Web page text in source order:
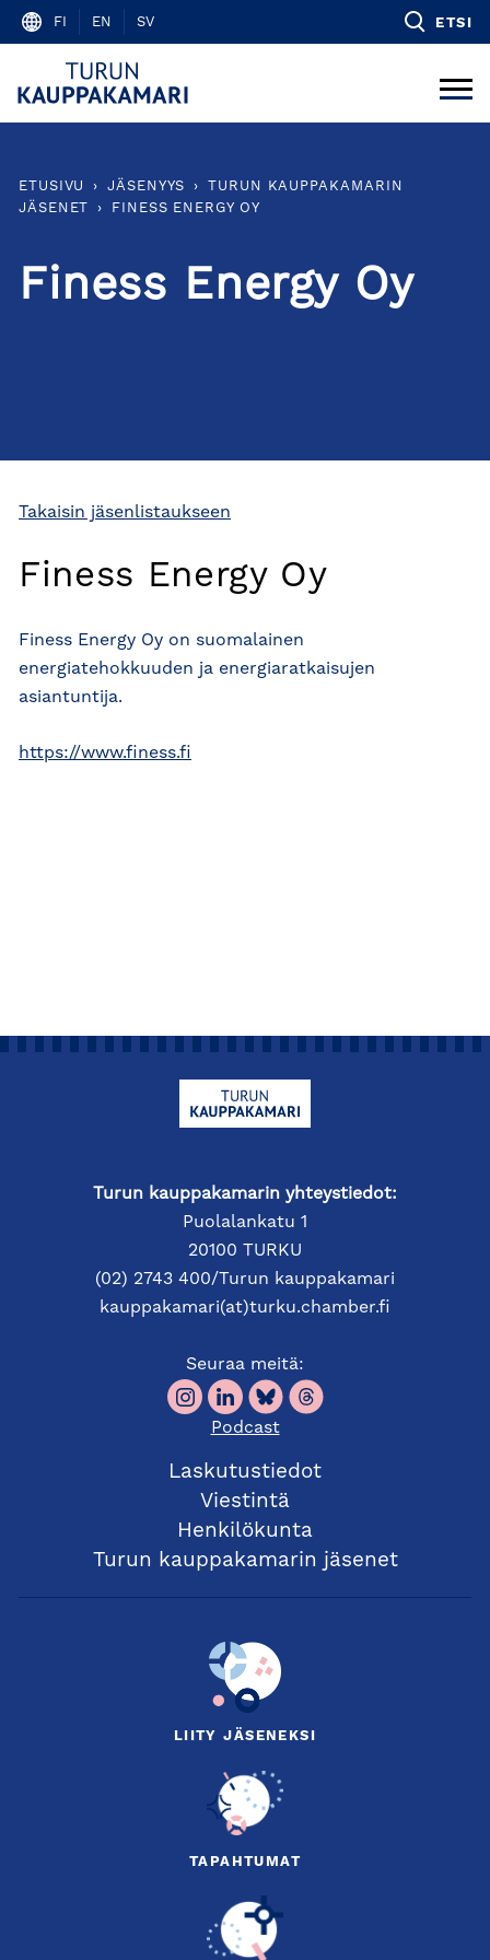
Skip
content
FI EN SV ETSI
ETUSIVU › JÄSENYYS ›
TURUN KAUPPAKAMARIN
JÄSENET
› FINESS ENERGY OY
Finess Energy Oy
Takaisin jäsenlistaukseen
Finess Energy Oy
Finess Energy Oy on suomalainen
energiatehokkuuden ja energiaratkaisujen
asiantuntija.
https://www.finess.fi
Turun kauppakamarin yhteystiedot:
Puolalankatu 1
20100 TURKU
(02) 2743 400/Turun kauppakamari
kauppakamari(at)turku.chamber.fi
Seuraa meitä:
Podcast
Laskutustiedot
Viestintä
Henkilökunta
Turun kauppakamarin jäsenet
LIITY JÄSENEKSI
TAPAHTUMAT